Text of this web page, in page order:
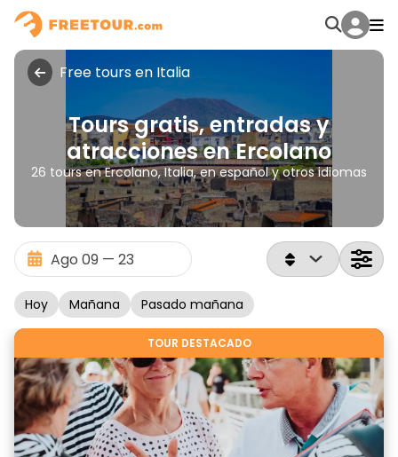
Free tours en Italia
Tours gratis, entradas y
atracciones en Ercolano
26 tours en Ercolano, Italia, en español y otros idiomas
Hoy Mañana Pasado mañana
TOUR DESTACADO